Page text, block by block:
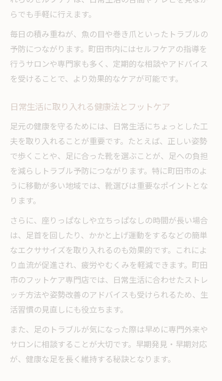
らでも手軽に行えます。
毎日の積み重ねが、魚の目や巻き爪といったトラブルの
予防につながります。町田市内にはセルフケアの指導を
行うサロンや専門家も多く、定期的な相談やアドバイス
を受けることで、より効果的なケアが可能です。
日常生活に取り入れる健康法とフットケア
足元の健康を守るためには、日常生活にちょっとした工
夫を取り入れることが重要です。たとえば、正しい姿勢
で歩くことや、足に合った靴を選ぶことが、足への負担
を減らしトラブル予防につながります。特に町田市のよ
うに移動が多い地域では、靴選びは重要なポイントとな
ります。
さらに、座りっぱなしや立ちっぱなしの時間が長い場合
は、足首を回したり、かかと上げ運動をするなどの簡単
なエクササイズを取り入れるのも効果的です。これによ
り血流が促進され、疲労やむくみを軽減できます。町田
市のフットケア専門店では、日常生活に合わせたストレ
ッチ方法や姿勢改善のアドバイスも受けられるため、生
活習慣の見直しにも役立ちます。
また、足のトラブルが気になった際は早めに専門外来や
サロンに相談することが大切です。早期発見・早期対応
が、健康な足を長く維持する秘訣となります。